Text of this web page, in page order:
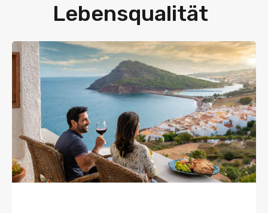
Lebensqualität